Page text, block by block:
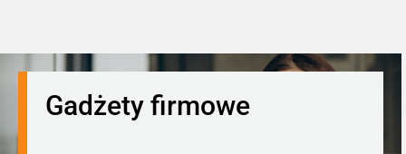
Gadżety firmowe